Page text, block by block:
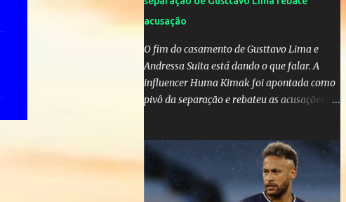
para as meninas e falou do seu orgulho.
acusação
O fim do casamento de Gusttavo Lima e
Andressa Suita está dando o que falar. A
influencer Huma Kimak foi apontada como
pivô da separação e rebateu as acusações
aqui, nunca pensei que um boato sem pé
nem cabeça pudesse ter esse tipo de
proporção. Queria esclarecer que eu e